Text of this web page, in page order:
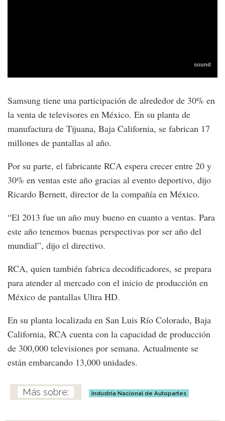
Samsung tiene una participación de alrededor de 30% en
la venta de televisores en México. En su planta de
manufactura de Tijuana, Baja California, se fabrican 17
millones de pantallas al año.
Por su parte, el fabricante RCA espera crecer entre 20 y
30% en ventas este año gracias al evento deportivo, dijo
Ricardo Bernett, director de la compañía en México.
“El 2013 fue un año muy bueno en cuanto a ventas. Para
este año tenemos buenas perspectivas por ser año del
mundial”, dijo el directivo.
RCA, quien también fabrica decodificadores, se prepara
para atender al mercado con el inicio de producción en
México de pantallas Ultra HD.
En su planta localizada en San Luis Río Colorado, Baja
California, RCA cuenta con la capacidad de producción
de 300,000 televisiones por semana. Actualmente se
están embarcando 13,000 unidades.
Industria Nacional de Autopartes